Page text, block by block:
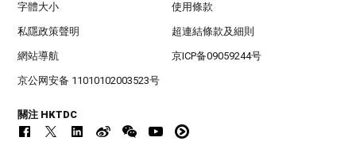
字體大小 使用條款
私隱政策聲明 超連結條款及細則
網站導航 京ICP备09059244号
京公网安备 11010102003523号
關注 HKTDC